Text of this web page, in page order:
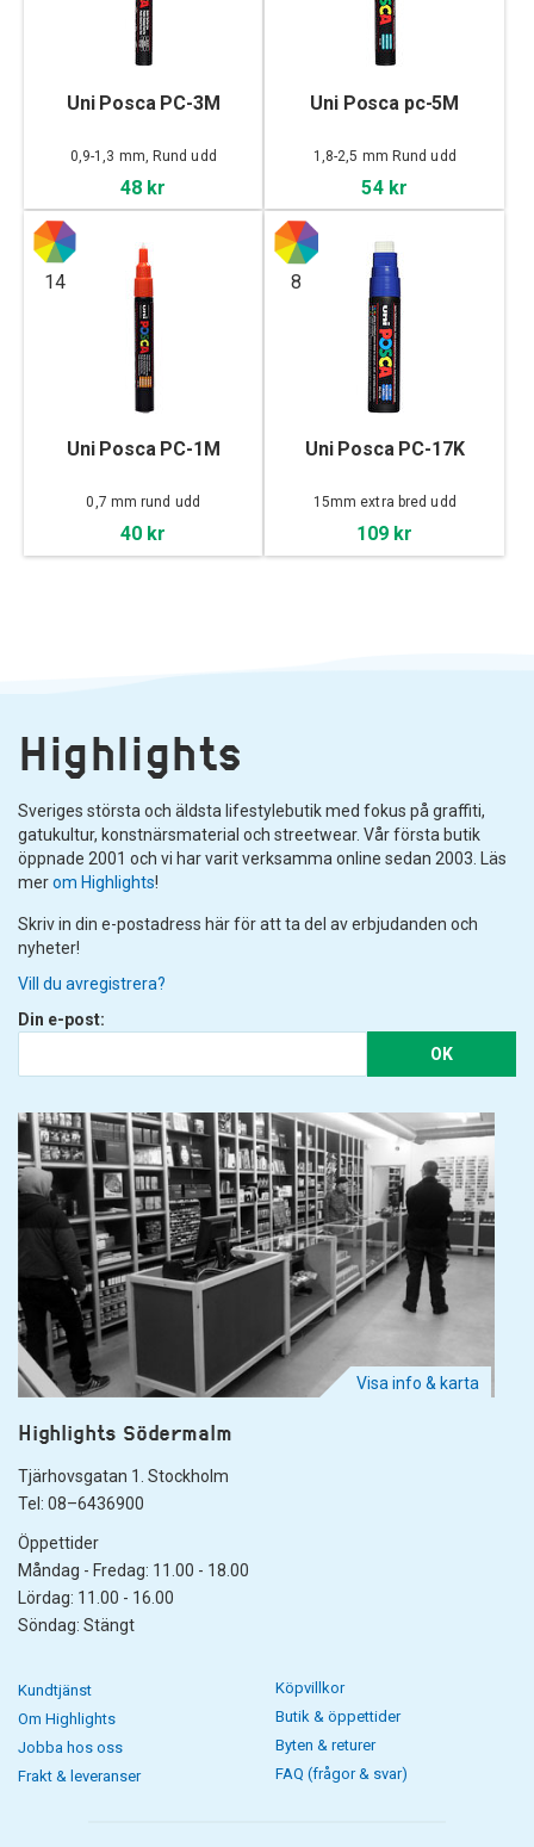
Uni Posca PC-3M
0,9-1,3 mm, Rund udd
48 kr
Uni Posca pc-5M
1,8-2,5 mm Rund udd
54 kr
14
Uni Posca PC-1M
0,7 mm rund udd
40 kr
8
Uni Posca PC-17K
15mm extra bred udd
109 kr
Highlights
Sveriges största och äldsta lifestylebutik med fokus på graffiti,
gatukultur, konstnärsmaterial och streetwear. Vår första butik
öppnade 2001 och vi har varit verksamma online sedan 2003. Läs
merom Highlights!
Skriv in din e-postadress här för att ta del av erbjudanden och
nyheter!
Vill du avregistrera?
Din e-post:
OK
Visa info & karta
Highlights Södermalm
Tjärhovsgatan 1. Stockholm
Tel: 08–6436900
Öppettider
Måndag - Fredag: 11.00 - 18.00
Lördag: 11.00 - 16.00
Söndag: Stängt
Kundtjänst
Om Highlights
Jobba hos oss
Frakt & leveranser
Köpvillkor
Butik & öppettider
Byten & returer
FAQ (frågor & svar)